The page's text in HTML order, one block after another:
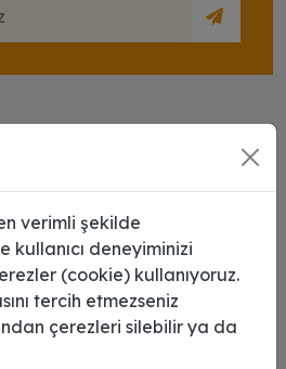
tarafından kurulan
dijital baskı ve
sektörde öncü bir firmadır.
verimli şekilde
deneyiminizi
(cookie) kullanıyoruz.
tercih etmezseniz
çerezleri silebilir ya da